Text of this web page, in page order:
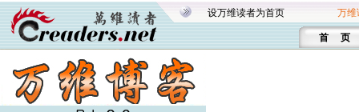
设万维读者为首页 万维
首 页